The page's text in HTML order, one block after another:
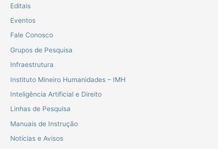
Editais
Eventos
Fale Conosco
Grupos de Pesquisa
Infraestrutura
Instituto Mineiro Humanidades – IMH
Inteligência Artificial e Direito
Linhas de Pesquisa
Manuais de Instrução
Notícias e Avisos